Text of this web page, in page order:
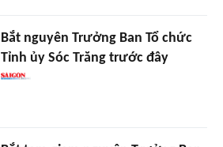
Bắt nguyên Trưởng Ban Tổ chức
Tỉnh ủy Sóc Trăng trước đây